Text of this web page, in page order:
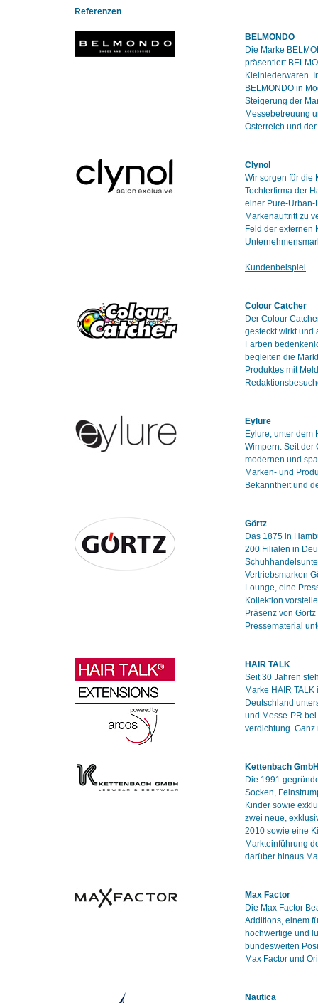
Referenzen
BELMONDO
Die Marke
präsentiert
Kleinlederwaren.
BELMONDO in
Steigerung der
Messebetreuung
Österreich und
Clynol
Wir sorgen für die
Tochterfirma der
einer Pure-Urban-
Markenauftritt zu
Feld der externen
Kundenbeispiel
Colour Catcher
Der Colour
gesteckt wirkt und
Farben
begleiten die
Produktes mit
Eylure
Eylure, unter dem
Wimpern. Seit der
modernen und
Marken- und
Bekanntheit und
Görtz
Das 1875 in
200 Filialen in
Vertriebsmarken
Lounge, eine
Kollektion
Präsenz von
Pressematerial
HAIR TALK
Seit 30 Jahren
Marke HAIR
Deutschland
und Messe-PR
verdichtung. Ganz
Kettenbach
Die 1991
Socken,
Kinder sowie
zwei neue,
2010 sowie eine
Markteinführung
darüber hinaus
Max Factor
Die Max Factor
Additions, einem
hochwertige und
bundesweiten
Max Factor und
Nautica